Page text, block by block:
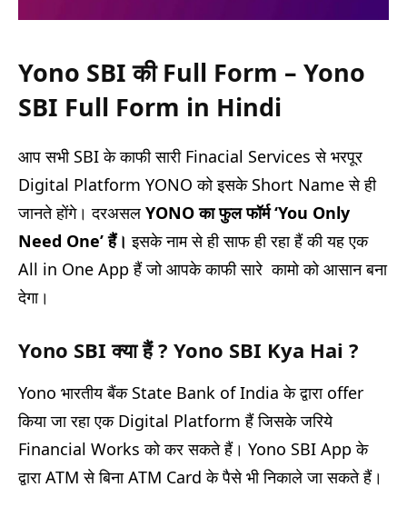
Yono SBI की Full Form – Yono
SBI Full Form in Hindi
आप सभी SBI के काफी सारी Finacial Services से भरपूर
Digital Platform YONO को इसके Short Name से ही
जानते होंगे। दरअसल YONOकाफुल फॉर्म ‘You Only
Need One’हैं। इसके नाम से ही साफ ही रहा हैं की यह एक
All in One App हैं जो आपके काफी सारे कामो को आसान बना
देगा।
Yono SBI क्या हैं ? Yono SBI Kya Hai ?
Yono भारतीय बैंक State Bank of India के द्वारा offer
किया जा रहा एक Digital Platform हैं जिसके जरिये
Financial Works को कर सकते हैं। Yono SBI App के
द्वारा ATM से बिना ATM Card के पैसे भी निकाले जा सकते हैं।